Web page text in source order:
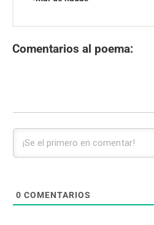
Comentarios al poema:
0 COMENTARIOS